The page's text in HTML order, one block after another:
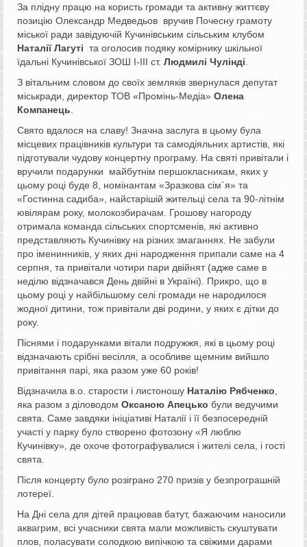
За плідну працю на користь громади та активну життєву
позицію Олександр Медведьов вручив Почесну грамоту
міської ради завідуючій Кучинівським сільським клубом
Наталії Лагуті та оголосив подяку комірнику шкільної
їдальні Кучинівської ЗОШ І-ІІІ ст. Людмилі Чулінді
З вітальним словом до своїх земляків звернулася депутат
міськради, директор ТОВ «Промінь-Медіа» Олена
Компанець
Свято вдалося на славу! Значна заслуга в цьому була
місцевих працівників культури та самодіяльних артистів, які
підготували чудову концертну програму. На святі привітали і
вручили подарунки майбутнім першокласникам, яких у
цьому році буде 8, номінантам «Зразкова сім`я» та
«Гостинна садиба», найстарішій жительці села та 90-літнім
ювілярам року, молокозбирачам. Грошову нагороду
отримала команда сільських спортсменів, які активно
представляють Кучинівку на різних змаганнях. Не забули
про іменинників, у яких дні народження припали саме на 4
серпня, та привітали чотири пари двійнят (адже саме в
неділю відзначався День двійні в Україні). Прикро, що в
цьому році у найбільшому селі громади не народилося
жодної дитини, тож привітали дві родини, у яких є дітки до
року.
Піснями і подарунками вітали подружжя, які в цьому році
відзначають срібні весілля, а особливе щемним вийшло
привітання парі, яка разом уже 60 років!
Відзначила в.о. старости і листоношу Наталію Рябченко
яка разом з діловодом Оксаною Апецько були ведучими
свята. Саме завдяки ініціативі Наталії і її безпосередній
участі у парку було створено фотозону «Я люблю
Кучинівку», де охоче фотографувалися і жителі села, і гості
свята.
Після концерту було розіграно 270 призів у безпрограшній
лотереї.
На Дні села для дітей працював батут, бажаючим наносили
аквагрим, всі учасники свята мали можливість скуштувати
плов, поласувати солодкою випічкою та свіжими дарами